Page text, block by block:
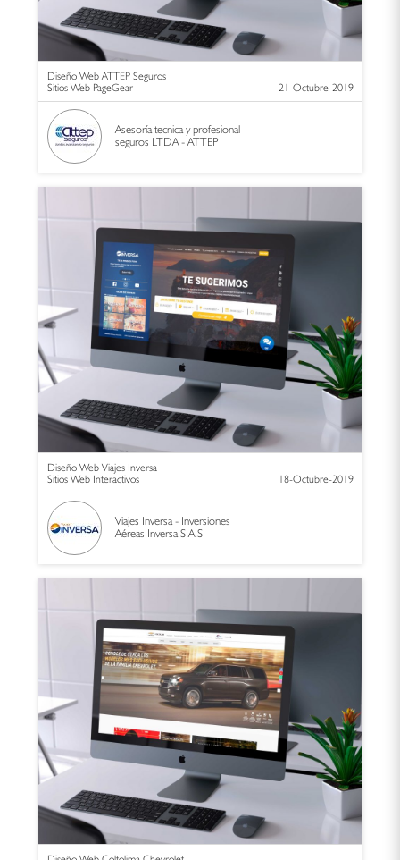
Diseño Web ATTEP Seguros
Sitios Web PageGear
21-Octubre-2019
Asesoría tecnica y profesional
seguros LTDA - ATTEP
Diseño Web Viajes Inversa
Sitios Web Interactivos
18-Octubre-2019
Viajes Inversa - Inversiones
Aéreas Inversa S.A.S